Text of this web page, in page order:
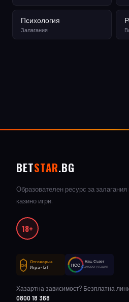
Психология
Залагания
BETSTAR.BG
Образователен ресурс за залагания
казино игри.
18+
ОИ
Отговорна
Игра · БГ
НСС
Нац. Съвет
Саморегулация
Хазартна зависимост? Безплатна
0800 18 368